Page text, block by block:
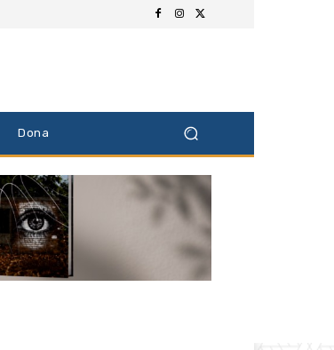
Dona